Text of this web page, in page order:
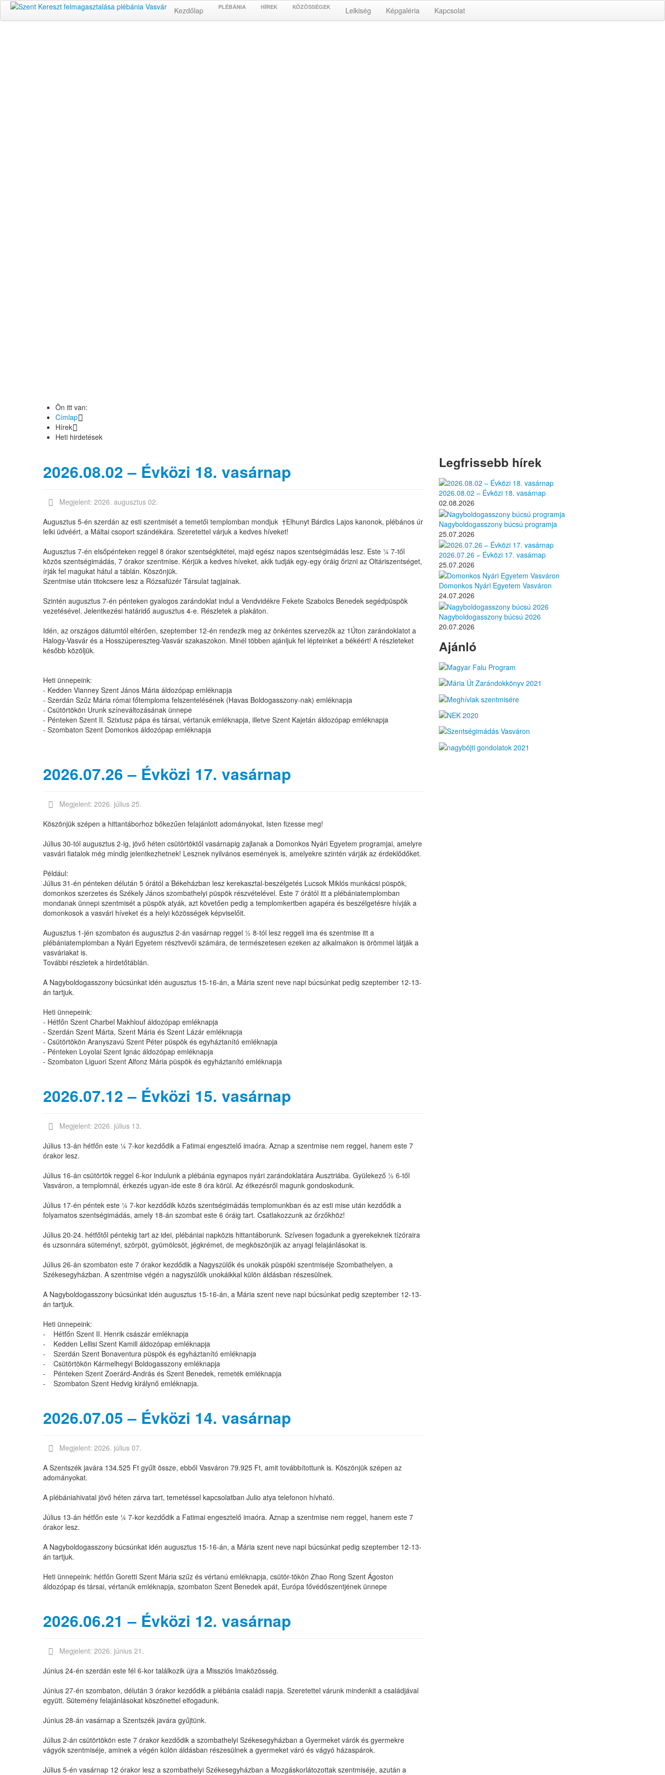
Kezdőlap PLÉBÁNIA HÍREK KÖZÖSSÉGEK Lelkiség Képgaléria Kapcsolat
Ön itt van:
Címlap
Hírek
Heti hirdetések
2026.08.02 – Évközi 18. vasárnap
Megjelent: 2026. augusztus 02.
Augusztus 5-én szerdán az esti szentmisét a temetői templomban mondjuk †Elhunyt Bárdics Lajos kanonok, plébános úr
lelki üdvéért, a Máltai csoport szándékára. Szeretettel várjuk a kedves híveket!
Augusztus 7-én elsőpénteken reggel 8 órakor szentségkitétel, majd egész napos szentségimádás lesz. Este ¼ 7-től
közös szentségimádás, 7 órakor szentmise. Kérjük a kedves híveket, akik tudják egy-egy óráig őrizni az Oltáriszentséget,
írják fel magukat hátul a táblán. Köszönjük.
Szentmise után titokcsere lesz a Rózsafüzér Társulat tagjainak.
Szintén augusztus 7-én pénteken gyalogos zarándoklat indul a Vendvidékre Fekete Szabolcs Benedek segédpüspök
vezetésével. Jelentkezési határidő augusztus 4-e. Részletek a plakáton.
Idén, az országos dátumtól eltérően, szeptember 12-én rendezik meg az önkéntes szervezők az 1Úton zarándoklatot a
Halogy-Vasvár és a Hosszúpereszteg-Vasvár szakaszokon. Minél többen ajánljuk fel lépteinket a békéért! A részleteket
később közöljük.
Heti ünnepeink:
- Kedden Vianney Szent János Mária áldozópap emléknapja
- Szerdán Szűz Mária római főtemploma felszentelésének (Havas Boldogasszony-nak) emléknapja
- Csütörtökön Urunk színeváltozásának ünnepe
- Pénteken Szent II. Szixtusz pápa és társai, vértanúk emléknapja, illetve Szent Kajetán áldozópap emléknapja
- Szombaton Szent Domonkos áldozópap emléknapja
2026.07.26 – Évközi 17. vasárnap
Megjelent: 2026. július 25.
Köszönjük szépen a hittantáborhoz bőkezűen felajánlott adományokat, Isten fizesse meg!
Július 30-tól augusztus 2-ig, jövő héten csütörtöktől vasárnapig zajlanak a Domonkos Nyári Egyetem programjai, amelyre
vasvári fiatalok még mindig jelentkezhetnek! Lesznek nyilvános események is, amelyekre szintén várják az érdeklődőket.
Például:
Július 31-én pénteken délután 5 órától a Békeházban lesz kerekasztal-beszélgetés Lucsok Miklós munkácsi püspök,
domonkos szerzetes és Székely János szombathelyi püspök részvételével. Este 7 órától itt a plébániatemplomban
mondanak ünnepi szentmisét a püspök atyák, azt követően pedig a templomkertben agapéra és beszélgetésre hívják a
domonkosok a vasvári híveket és a helyi közösségek képviselőit.
Augusztus 1-jén szombaton és augusztus 2-án vasárnap reggel ½ 8-tól lesz reggeli ima és szentmise itt a
plébániatemplomban a Nyári Egyetem résztvevői számára, de természetesen ezeken az alkalmakon is örömmel látják a
vasváriakat is.
További részletek a hirdetőtáblán.
A Nagyboldogasszony búcsúnkat idén augusztus 15-16-án, a Mária szent neve napi búcsúnkat pedig szeptember 12-13-
án tartjuk.
Heti ünnepeink:
- Hétfőn Szent Charbel Makhlouf áldozópap emléknapja
- Szerdán Szent Márta, Szent Mária és Szent Lázár emléknapja
- Csütörtökön Aranyszavú Szent Péter püspök és egyháztanító emléknapja
- Pénteken Loyolai Szent Ignác áldozópap emléknapja
- Szombaton Liguori Szent Alfonz Mária püspök és egyháztanító emléknapja
2026.07.12 – Évközi 15. vasárnap
Megjelent: 2026. július 13.
Július 13-án hétfőn este ¼ 7-kor kezdődik a Fatimai engesztelő imaóra. Aznap a szentmise nem reggel, hanem este 7
órakor lesz.
Július 16-án csütörtök reggel 6-kor indulunk a plébánia egynapos nyári zarándoklatára Ausztriába. Gyülekező ½ 6-től
Vasváron, a templomnál, érkezés ugyan-ide este 8 óra körül. Az étkezésről magunk gondoskodunk.
Július 17-én péntek este ¼ 7-kor kezdődik közös szentségimádás templomunkban és az esti mise után kezdődik a
folyamatos szentségimádás, amely 18-án szombat este 6 óráig tart. Csatlakozzunk az őrzőkhöz!
Július 20-24. hétfőtől péntekig tart az idei, plébániai napközis hittantáborunk. Szívesen fogadunk a gyerekeknek tízóraira
és uzsonnára süteményt, szörpöt, gyümölcsöt, jégkrémet, de megköszönjük az anyagi felajánlásokat is.
Július 26-án szombaton este 7 órakor kezdődik a Nagyszülők és unokák püspöki szentmiséje Szombathelyen, a
Székesegyházban. A szentmise végén a nagyszülők unokáikkal külön áldásban részesülnek.
A Nagyboldogasszony búcsúnkat idén augusztus 15-16-án, a Mária szent neve napi búcsúnkat pedig szeptember 12-13-
án tartjuk.
Heti ünnepeink:
- Hétfőn Szent II. Henrik császár emléknapja
- Kedden Lellisi Szent Kamill áldozópap emléknapja
- Szerdán Szent Bonaventura püspök és egyháztanító emléknapja
- Csütörtökön Kármelhegyi Boldogasszony emléknapja
- Pénteken Szent Zoerárd-András és Szent Benedek, remeték emléknapja
- Szombaton Szent Hedvig királynő emléknapja.
2026.07.05 – Évközi 14. vasárnap
Megjelent: 2026. július 07.
A Szentszék javára 134.525 Ft gyűlt össze, ebből Vasváron 79.925 Ft, amit továbbítottunk is. Köszönjük szépen az
adományokat.
A plébániahivatal jövő héten zárva tart, temetéssel kapcsolatban Julio atya telefonon hívható.
Július 13-án hétfőn este ¼ 7-kor kezdődik a Fatimai engesztelő imaóra. Aznap a szentmise nem reggel, hanem este 7
órakor lesz.
A Nagyboldogasszony búcsúnkat idén augusztus 15-16-án, a Mária szent neve napi búcsúnkat pedig szeptember 12-13-
án tartjuk.
Heti ünnepeink: hétfőn Goretti Szent Mária szűz és vértanú emléknapja, csütör-tökön Zhao Rong Szent Ágoston
áldozópap és társai, vértanúk emléknapja, szombaton Szent Benedek apát, Európa fővédőszentjének ünnepe
2026.06.21 – Évközi 12. vasárnap
Megjelent: 2026. június 21.
Június 24-én szerdán este fél 6-kor találkozik újra a Missziós Imaközösség.
Június 27-én szombaton, délután 3 órakor kezdődik a plébánia családi napja. Szeretettel várunk mindenkit a családjával
együtt. Sütemény felajánlásokat köszönettel elfogadunk.
Június 28-án vasárnap a Szentszék javára gyűjtünk.
Július 2-án csütörtökön este 7 órakor kezdődik a szombathelyi Székesegyházban a Gyermeket várók és gyermekre
vágyók szentmiséje, aminek a végén külön áldásban részesülnek a gyermeket váró és vágyó házaspárok.
Július 5-én vasárnap 12 órakor lesz a szombathelyi Székesegyházban a Mozgáskorlátozottak szentmiséje, azután a
Legfrissebb hírek
2026.08.02 – Évközi 18. vasárnap
02.08.2026
Nagyboldogasszony búcsú programja
25.07.2026
2026.07.26 – Évközi 17. vasárnap
25.07.2026
Domonkos Nyári Egyetem Vasváron
24.07.2026
Nagyboldogasszony búcsú 2026
20.07.2026
Ajánló